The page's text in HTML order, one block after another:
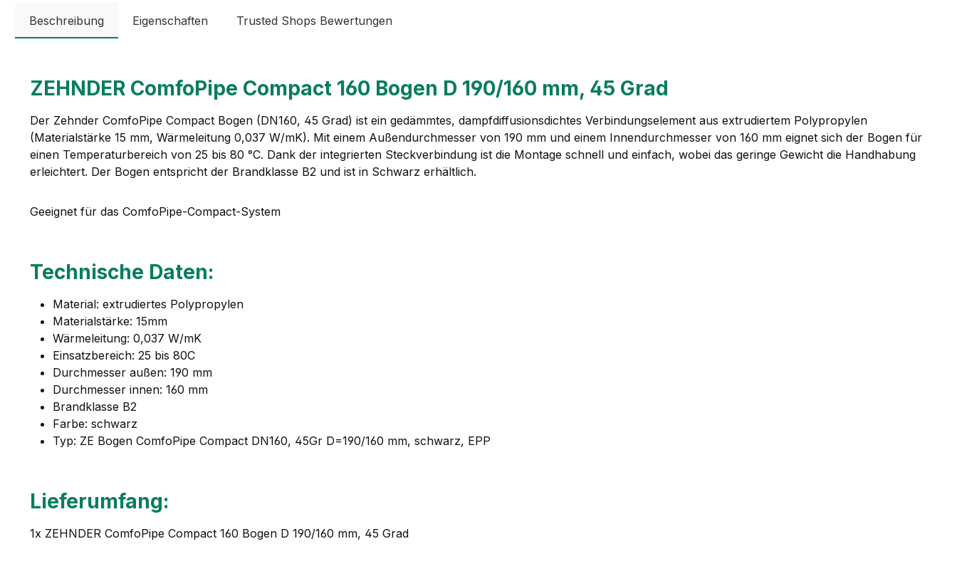
Beschreibung Eigenschaften Trusted Shops Bewertungen
ZEHNDER ComfoPipe Compact 160 Bogen D 190/160 mm, 45 Grad
Der Zehnder ComfoPipe Compact Bogen (DN160, 45 Grad) ist ein gedämmtes, dampfdiffusionsdichtes Verbindungselement aus extrudiertem Polypropylen
(Materialstärke 15 mm, Wärmeleitung 0,037 W/mK). Mit einem Außendurchmesser von 190 mm und einem Innendurchmesser von 160 mm eignet sich der Bogen für
einen Temperaturbereich von 25 bis 80 °C. Dank der integrierten Steckverbindung ist die Montage schnell und einfach, wobei das geringe Gewicht die Handhabung
erleichtert. Der Bogen entspricht der Brandklasse B2 und ist in Schwarz erhältlich.
Geeignet für das ComfoPipe-Compact-System
Technische Daten:
Material: extrudiertes Polypropylen
Materialstärke: 15mm
Wärmeleitung: 0,037 W/mK
Einsatzbereich: 25 bis 80C
Durchmesser außen: 190 mm
Durchmesser innen: 160 mm
Brandklasse B2
Farbe: schwarz
Typ: ZE Bogen ComfoPipe Compact DN160, 45Gr D=190/160 mm, schwarz, EPP
Lieferumfang:
1x ZEHNDER ComfoPipe Compact 160 Bogen D 190/160 mm, 45 Grad